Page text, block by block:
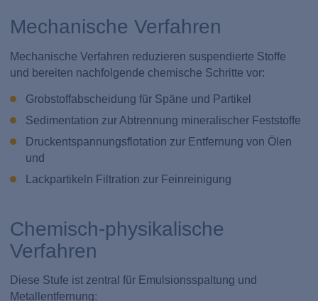
Mechanische Verfahren
Mechanische Verfahren reduzieren suspendierte Stoffe
und bereiten nachfolgende chemische Schritte vor:
Grobstoffabscheidung für Späne und Partikel
Sedimentation zur Abtrennung mineralischer Feststoffe
Druckentspannungsflotation zur Entfernung von Ölen
und
Lackpartikeln Filtration zur Feinreinigung
Chemisch-physikalische
Verfahren
Diese Stufe ist zentral für Emulsionsspaltung und
Metallentfernung: